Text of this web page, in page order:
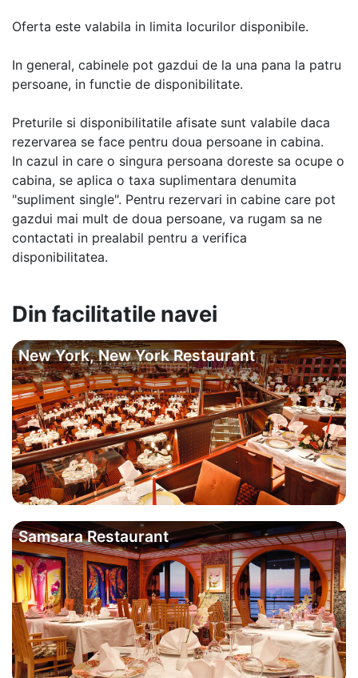
Oferta este valabila in limita locurilor disponibile.
In general, cabinele pot gazdui de la una pana la patru
persoane, in functie de disponibilitate.
Preturile si disponibilitatile afisate sunt valabile daca
rezervarea se face pentru doua persoane in cabina.
In cazul in care o singura persoana doreste sa ocupe o
cabina, se aplica o taxa suplimentara denumita
"supliment single". Pentru rezervari in cabine care pot
gazdui mai mult de doua persoane, va rugam sa ne
contactati in prealabil pentru a verifica
disponibilitatea.
Din facilitatile navei
New York, New York Restaurant
Samsara Restaurant